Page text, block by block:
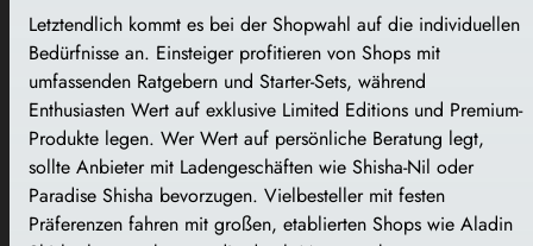
Letztendlich kommt es bei der Shopwahl auf die individuellen
Bedürfnisse an. Einsteiger profitieren von Shops mit
umfassenden Ratgebern und Starter-Sets, während
Enthusiasten Wert auf exklusive Limited Editions und Premium-
Produkte legen. Wer Wert auf persönliche Beratung legt,
sollte Anbieter mit Ladengeschäften wie Shisha-Nil oder
Paradise Shisha bevorzugen. Vielbesteller mit festen
Präferenzen fahren mit großen, etablierten Shops wie Aladin